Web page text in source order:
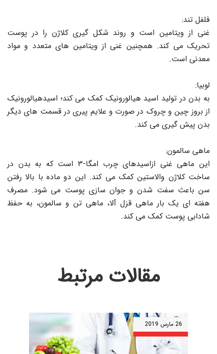
فلفل تند:
غنی از ویتامین است و روند شکل گیری کلاژن را در پوست
تحریک می کند. همچنین غنی از ویتامین های متعدد و مواد
معدنی است.
لوبیا:
به بدن در تولید اسید هیالورونیک کمک می کند؛ اسیدهیالورونیک
از بروز چین و چروک در صورت و علایم پیری در قسمت های دیگر
بدن پیش گیری می کند.
ماهی سالمون:
این ماهی غنی ازاسیدهای چرب امگا-۳ است که به بدن در
ساخت کلاژن والاستین کمک می کند. این دو ماده با بالا رفتن
سن باعث سفت شدن و جوان سازی پوست می شود. مصرف
هفته ای یک بار ماهی قزل آلا، ماهی تن و سالمون، به حفظ
شادابی پوست کمک می کند.
مقالات مرتبط
26 مارس 2019